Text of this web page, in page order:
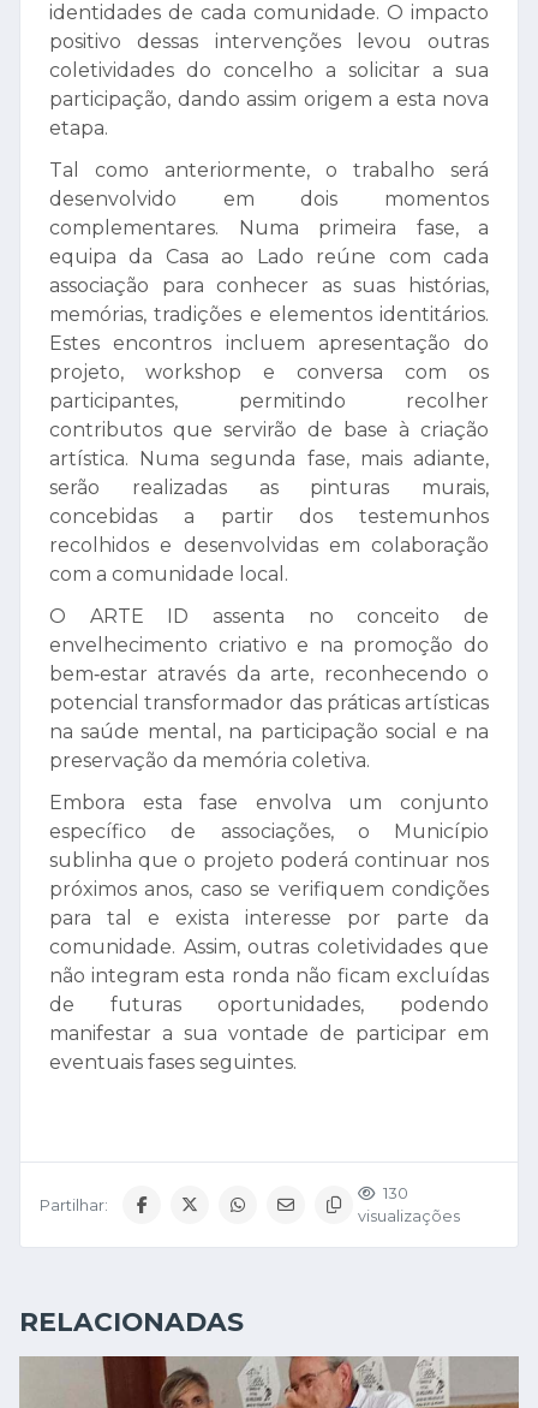
identidades de cada comunidade. O impacto
positivo dessas intervenções levou outras
coletividades do concelho a solicitar a sua
participação, dando assim origem a esta nova
etapa.
Tal como anteriormente, o trabalho será
desenvolvido em dois momentos
complementares. Numa primeira fase, a
equipa da Casa ao Lado reúne com cada
associação para conhecer as suas histórias,
memórias, tradições e elementos identitários.
Estes encontros incluem apresentação do
projeto, workshop e conversa com os
participantes, permitindo recolher
contributos que servirão de base à criação
artística. Numa segunda fase, mais adiante,
serão realizadas as pinturas murais,
concebidas a partir dos testemunhos
recolhidos e desenvolvidas em colaboração
com a comunidade local.
O ARTE ID assenta no conceito de
envelhecimento criativo e na promoção do
bem‑estar através da arte, reconhecendo o
potencial transformador das práticas artísticas
na saúde mental, na participação social e na
preservação da memória coletiva.
Embora esta fase envolva um conjunto
específico de associações, o Município
sublinha que o projeto poderá continuar nos
próximos anos, caso se verifiquem condições
para tal e exista interesse por parte da
comunidade. Assim, outras coletividades que
não integram esta ronda não ficam excluídas
de futuras oportunidades, podendo
manifestar a sua vontade de participar em
eventuais fases seguintes.
Partilhar:
130
visualizações
RELACIONADAS